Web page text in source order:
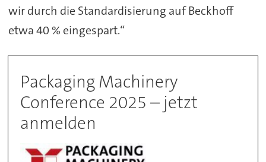
wir durch die Standardisierung auf Beckhoff
etwa 40 % eingespart.“
Packaging Machinery
Conference 2025 – jetzt
anmelden